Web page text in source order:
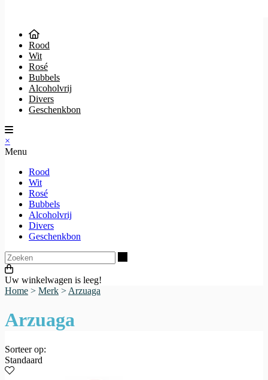
Rood
Wit
Rosé
Bubbels
Alcoholvrij
Divers
Geschenkbon
×
Menu
Rood
Wit
Rosé
Bubbels
Alcoholvrij
Divers
Geschenkbon
Uw winkelwagen is leeg!
Home > Merk > Arzuaga
Arzuaga
Sorteer op:
Standaard